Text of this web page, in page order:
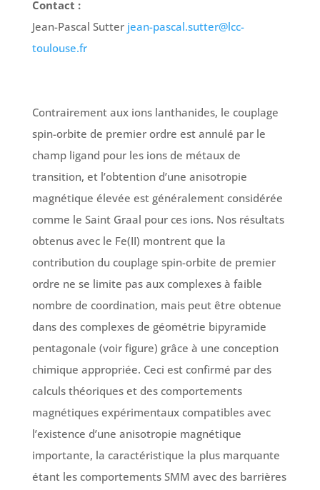
Contact :
Jean-Pascal Sutter jean-pascal.sutter@lcc-
toulouse.fr
Contrairement aux ions lanthanides, le couplage
spin-orbite de premier ordre est annulé par le
champ ligand pour les ions de métaux de
transition, et l’obtention d’une anisotropie
magnétique élevée est généralement considérée
comme le Saint Graal pour ces ions. Nos résultats
obtenus avec le Fe(II) montrent que la
contribution du couplage spin-orbite de premier
ordre ne se limite pas aux complexes à faible
nombre de coordination, mais peut être obtenue
dans des complexes de géométrie bipyramide
pentagonale (voir figure) grâce à une conception
chimique appropriée. Ceci est confirmé par des
calculs théoriques et des comportements
magnétiques expérimentaux compatibles avec
l’existence d’une anisotropie magnétique
importante, la caractéristique la plus marquante
étant les comportements SMM avec des barrières